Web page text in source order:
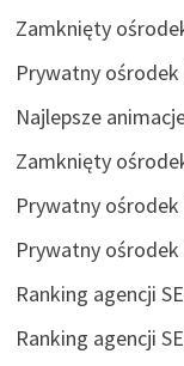
Zamknięty
Prywatny ośrodek
Najlepsze
Zamknięty
Prywatny ośrodek
Prywatny ośrodek
Ranking agencji
Ranking agencji